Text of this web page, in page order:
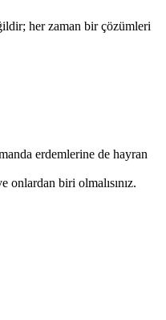
her zaman bir çözümleri
erdemlerine de hayran
biri olmalısınız.